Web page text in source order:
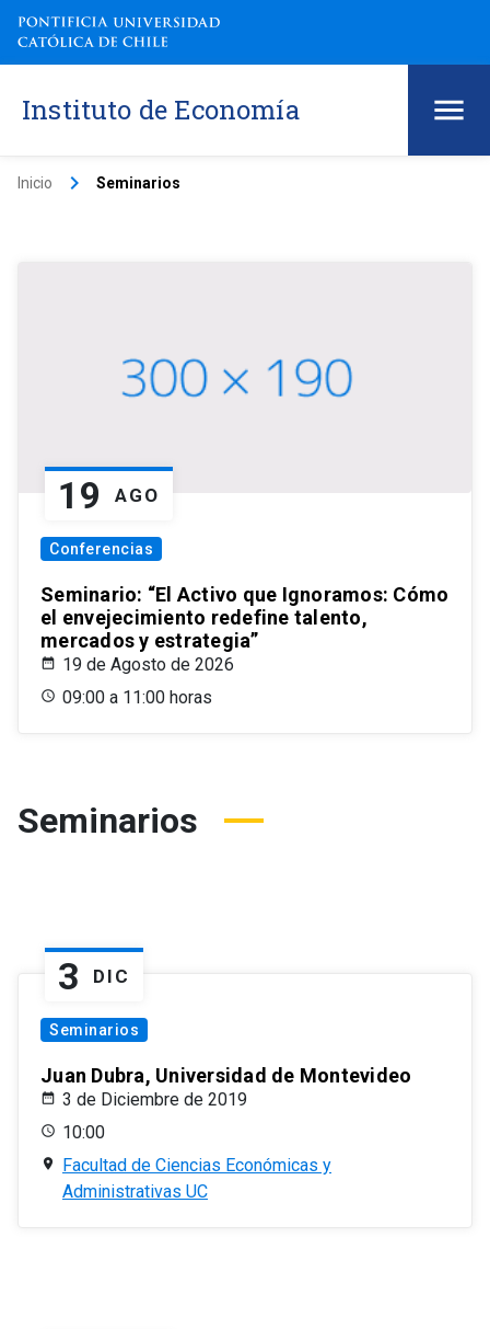
Instituto de Economía
Inicio keyboard_arrow_right Seminarios
19 AGO
Conferencias
Seminario: “El Activo que Ignoramos: Cómo
el envejecimiento redefine talento,
mercados y estrategia”
19 de Agosto de 2026
09:00 a 11:00 horas
Seminarios
3 DIC
Seminarios
Juan Dubra, Universidad de Montevideo
3 de Diciembre de 2019
10:00
Facultad de Ciencias Económicas y
Administrativas UC